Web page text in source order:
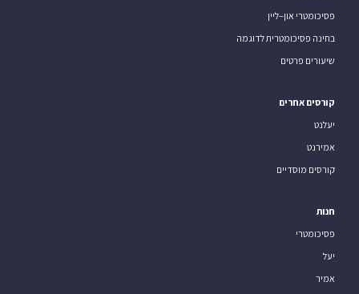
פסיכומטרי און–ליין
בחינה פסיכומטרית לדוגמה
שיעורים פרטים
קורסים אחרים
יעלנט
אמירנט
קורסים מוסדיים
חנות
פסיכומטרי
יעל
אמיר